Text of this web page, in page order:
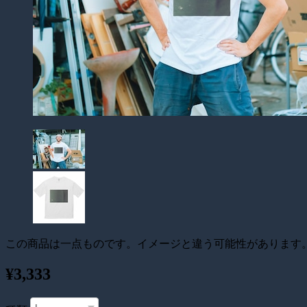
この商品は一点ものです。イメージと違う可能性があります
¥3,333